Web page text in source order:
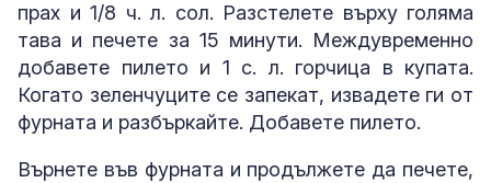
прах и 1/8 ч. л. сол. Разстелете върху голяма
тава и печете за 15 минути. Междувременно
добавете пилето и 1 с. л. горчица в купата.
Когато зеленчуците се запекат, извадете ги от
фурната и разбъркайте. Добавете пилето.
Върнете във фурната и продължете да печете,